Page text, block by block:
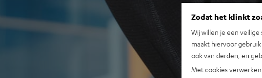
Zodat het klinkt
Wij willen je een
maakt hiervoor
ook van derden, en
Met cookies